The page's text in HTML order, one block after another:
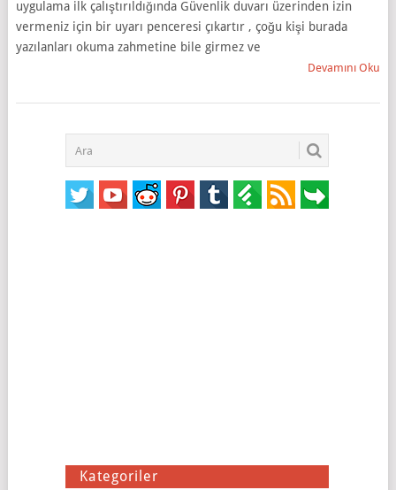
uygulama ilk çalıştırıldığında Güvenlik duvarı üzerinden izin
vermeniz için bir uyarı penceresi çıkartır , çoğu kişi burada
yazılanları okuma zahmetine bile girmez ve
Devamını Oku
Kategoriler